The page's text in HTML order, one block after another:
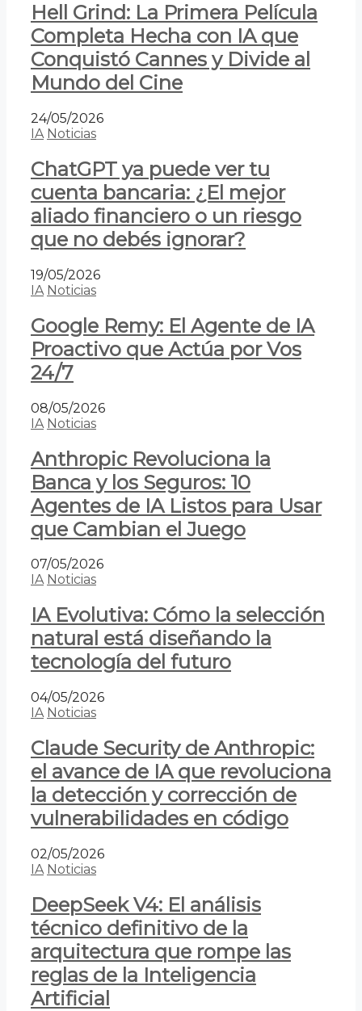
Hell Grind: La Primera Película
Completa Hecha con IA que
Conquistó Cannes y Divide al
Mundo del Cine
24/05/2026
IA Noticias
ChatGPT ya puede ver tu
cuenta bancaria: ¿El mejor
aliado financiero o un riesgo
que no debés ignorar?
19/05/2026
IA Noticias
Google Remy: El Agente de IA
Proactivo que Actúa por Vos
24/7
08/05/2026
IA Noticias
Anthropic Revoluciona la
Banca y los Seguros: 10
Agentes de IA Listos para Usar
que Cambian el Juego
07/05/2026
IA Noticias
IA Evolutiva: Cómo la selección
natural está diseñando la
tecnología del futuro
04/05/2026
IA Noticias
Claude Security de Anthropic:
el avance de IA que revoluciona
la detección y corrección de
vulnerabilidades en código
02/05/2026
IA Noticias
DeepSeek V4: El análisis
técnico definitivo de la
arquitectura que rompe las
reglas de la Inteligencia
Artificial